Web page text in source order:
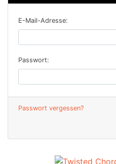
E-Mail-Adresse:
Passwort:
Passwort vergessen?